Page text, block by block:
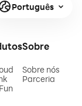
Português
Sobre
Sobre nós
Parceria